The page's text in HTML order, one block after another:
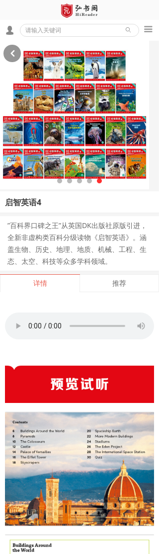
ꄙ 끀
넙
启智英语4
详情 推荐
낒
”百科界口碑之王”从英国DK出版社原版引进，
全新非虚构类百科分级读物《启智英语》。涵
盖生物、历史、地理、地质、机械、工程、生
态、太空、科技等众多学科领域。